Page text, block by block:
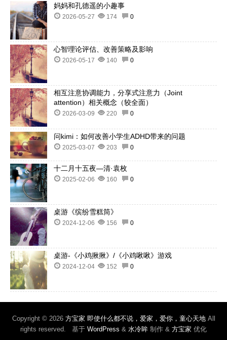
妈妈和孔德遥的小趣事
2026-05-27 174 0
心智理论评估、改善策略及影响
2026-05-17 140 0
相互注意协调能力，分享式注意力（Joint
attention）相关概念（较全面）
2026-03-09 220 0
问kimi：如何改善小学生ADHD带来的问题
2025-03-07 203 0
十二月十五夜—清·袁枚
2025-02-06 160 0
桌游《缤纷雪糕筒》
2024-12-06 156 0
桌游-《小鸡揪揪》/《小鸡啾啾》游戏
2024-12-04 152 0
Copyright © 2026 方宝家 即使什么都不说，爱家，爱你，童心天地 All
rights reserved. 基于 WordPress & 水冷眸 制作 & 方宝家 优化